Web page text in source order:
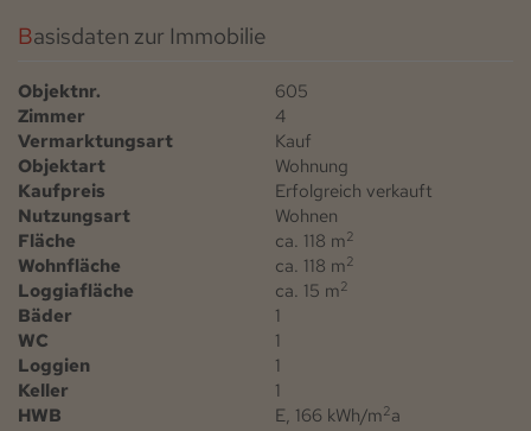
Basisdaten zur Immobilie
Objektnr.
605
Zimmer
4
Vermarktungsart
Kauf
Objektart
Wohnung
Kaufpreis
Erfolgreich verkauft
Nutzungsart
Wohnen
Fläche
ca. 118 m2
Wohnfläche ca. 118 m2
Loggiafläche ca. 15 m2
Bäder
1
WC
1
Loggien
1
Keller
1
HWB
E, 166 kWh/m2a